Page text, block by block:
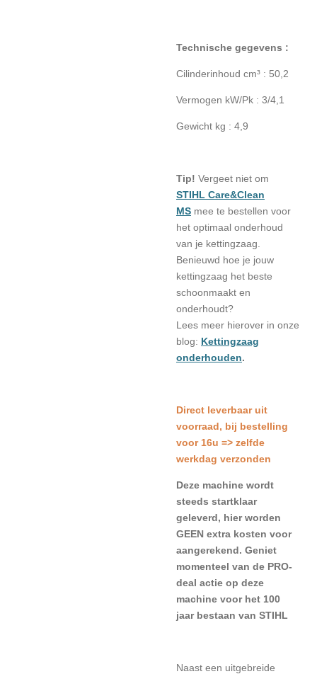
Technische gegevens :
Cilinderinhoud cm³ : 50,2
Vermogen kW/Pk : 3/4,1
Gewicht kg : 4,9
Tip! Vergeet niet om
STIHL Care&Clean
MS mee te bestellen voor
het optimaal onderhoud
van je kettingzaag.
Benieuwd hoe je jouw
kettingzaag het beste
schoonmaakt en
onderhoudt?
Lees meer hierover in onze
blog: Kettingzaag
onderhouden.
Direct leverbaar uit
voorraad, bij bestelling
voor 16u => zelfde
werkdag verzonden
Deze machine wordt
steeds startklaar
geleverd, hier worden
GEEN extra kosten voor
aangerekend. Geniet
momenteel van de PRO-
deal actie op deze
machine voor het 100
jaar bestaan van STIHL
Naast een uitgebreide